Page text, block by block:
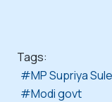
Tags:
MP Supriya Sule
Modi govt